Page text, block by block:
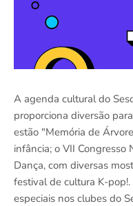
A agenda cultural do
proporciona diversão
estão "Memória de
infância; o VII Congresso
Dança, com diversas
festival de cultura K-
especiais nos clubes do